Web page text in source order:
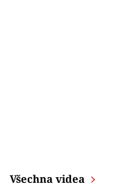
Všechna videa